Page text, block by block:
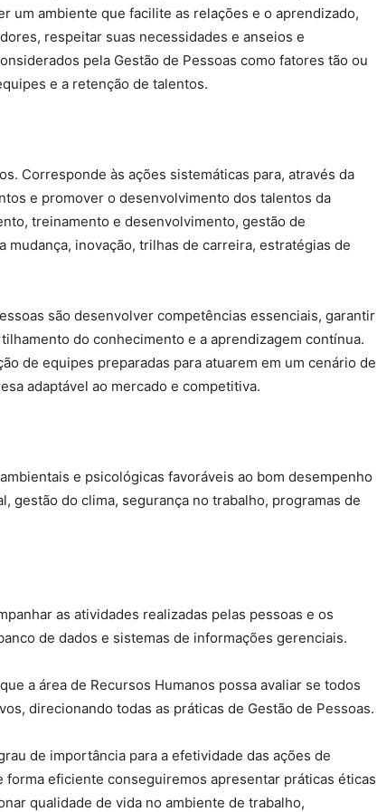
um ambiente que facilite as relações e o aprendizado,
respeitar suas necessidades e anseios e
pela Gestão de Pessoas como fatores tão ou
e a retenção de talentos.
Corresponde às ações sistemáticas para, através da
e promover o desenvolvimento dos talentos da
treinamento e desenvolvimento, gestão de
mudança, inovação, trilhas de carreira, estratégias de
são desenvolver competências essenciais, garantir
do conhecimento e a aprendizagem contínua.
de equipes preparadas para atuarem em um cenário de
adaptável ao mercado e competitiva.
e psicológicas favoráveis ao bom desempenho
gestão do clima, segurança no trabalho, programas de
as atividades realizadas pelas pessoas e os
de dados e sistemas de informações gerenciais.
a área de Recursos Humanos possa avaliar se todos
direcionando todas as práticas de Gestão de Pessoas.
de importância para a efetividade das ações de
forma eficiente conseguiremos apresentar práticas éticas
qualidade de vida no ambiente de trabalho,